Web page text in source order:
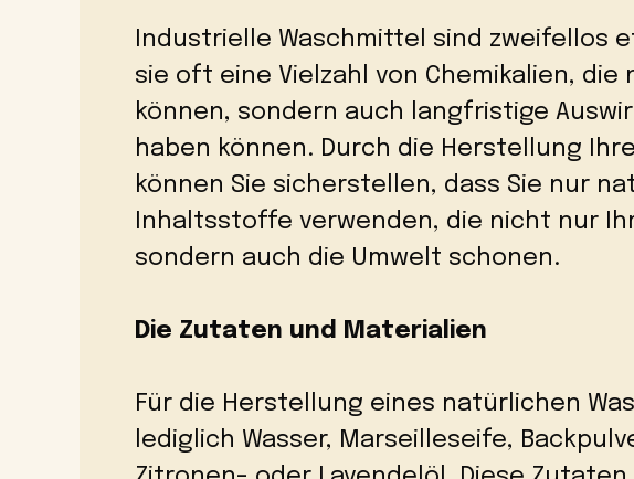
Industrielle Waschmittel sind zweifellos
sie oft eine Vielzahl von Chemikalien, die
können, sondern auch langfristige
haben können. Durch die Herstellung
können Sie sicherstellen, dass Sie nur
Inhaltsstoffe verwenden, die nicht nur
sondern auch die Umwelt schonen.
Die Zutaten und Materialien
Für die Herstellung eines natürlichen
lediglich Wasser, Marseilleseife,